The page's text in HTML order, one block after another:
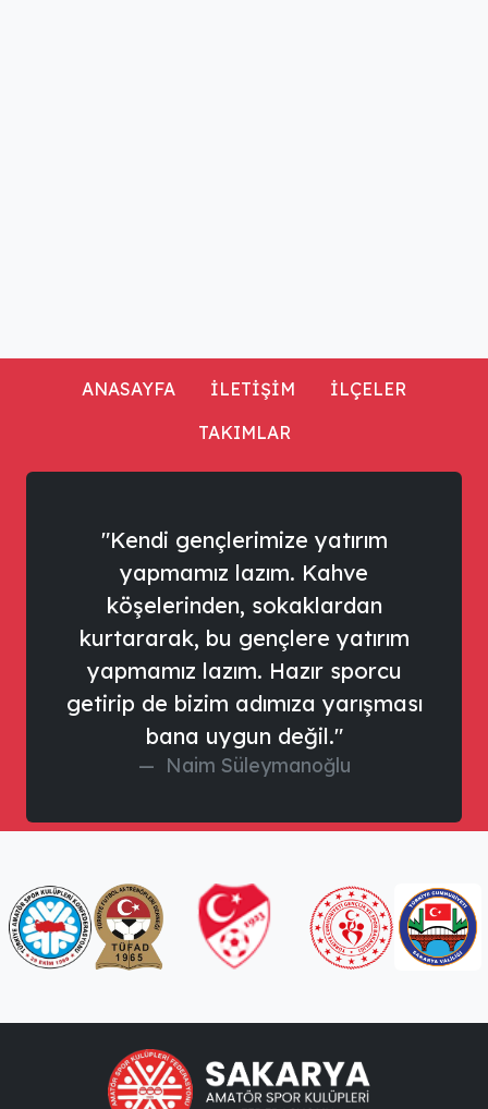
ANASAYFA İLETİŞİM
İLÇELER
TAKIMLAR
"Kendi gençlerimize yatırım
yapmamız lazım. Kahve
köşelerinden, sokaklardan
kurtararak, bu gençlere yatırım
yapmamız lazım. Hazır sporcu
getirip de bizim adımıza yarışması
bana uygun değil."
Naim Süleymanoğlu